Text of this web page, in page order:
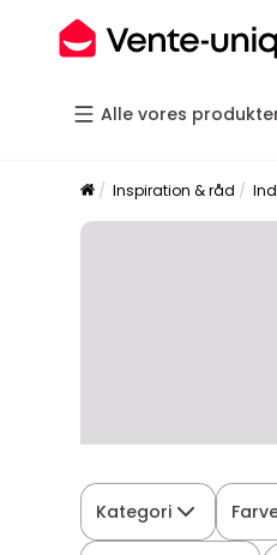
Alle vores
Inspiration & råd
Kategori